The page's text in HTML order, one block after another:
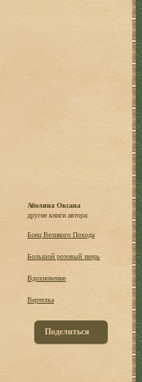
Аболина Оксана
другие книги автора:
Боец Великого Похода
Большой розовый зверь
Вдохновение
Вертелка
Поделиться